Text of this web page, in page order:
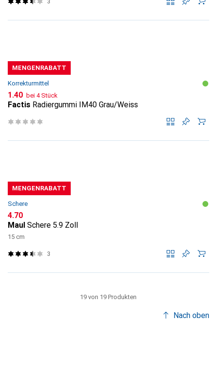
MENGENRABATT
Korrekturmittel
CHF
1.40 bei 4 Stück
Factis Radiergummi IM40 Grau/Weiss
MENGENRABATT
Schere
CHF
4.70
Maul Schere 5.9 Zoll
15 cm
3
19 von 19 Produkten
Nach oben